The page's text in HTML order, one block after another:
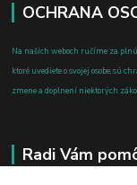
OCHRANA
Na našich weboch ručíme za
ktoré uvediete o svojej osobe, sú
zmene a doplnení niektorých
Radi Vám